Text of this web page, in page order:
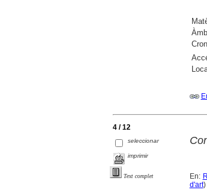
4 / 12
seleccionar
imprimir
Text complet En:
d'art)